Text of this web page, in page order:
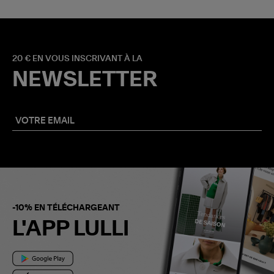
20 € EN VOUS INSCRIVANT À LA
NEWSLETTER
-10% EN TÉLÉCHARGEANT
L'APP LULLI